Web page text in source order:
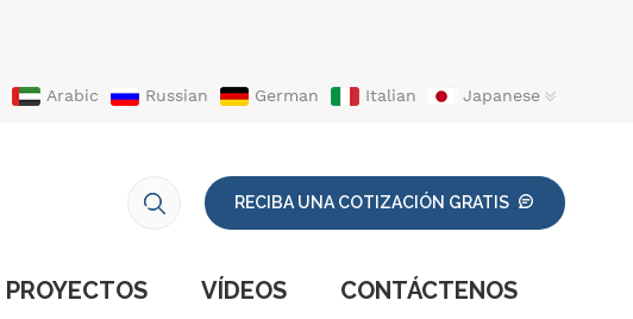
Arabic Russian German Italian
Japanese
RECIBA UNA COTIZACIÓN GRATIS
PROYECTOS VÍDEOS CONTÁCTENOS